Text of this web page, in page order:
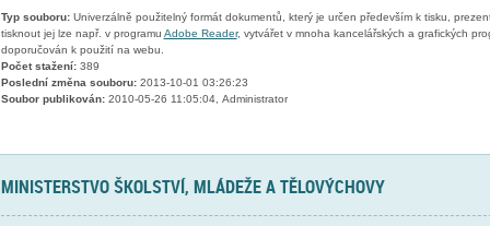
Typ souboru:Univerzálně použitelný formát dokumentů, který je určen především k tisku,
tisknout jej lze např. v programu Adobe Reader, vytvářet v mnoha kancelářských a grafických
doporučován k použití na webu.
Počet stažení:389
Poslední změna souboru:2013-10-01 03:26:23
Soubor publikován:2010-05-26 11:05:04, Administrator
MINISTERSTVO ŠKOLSTVÍ, MLÁDEŽE A TĚLOVÝCHOVY